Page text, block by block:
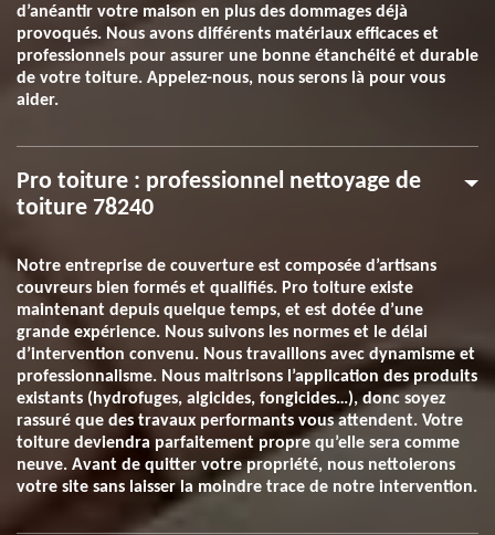
d’anéantir votre maison en plus des dommages déjà
provoqués. Nous avons différents matériaux efficaces et
professionnels pour assurer une bonne étanchéité et durable
de votre toiture. Appelez-nous, nous serons là pour vous
aider.
Pro toiture : professionnel nettoyage de
toiture 78240
Notre entreprise de couverture est composée d’artisans
couvreurs bien formés et qualifiés. Pro toiture existe
maintenant depuis quelque temps, et est dotée d’une
grande expérience. Nous suivons les normes et le délai
d’intervention convenu. Nous travaillons avec dynamisme et
professionnalisme. Nous maitrisons l’application des produits
existants (hydrofuges, algicides, fongicides…), donc soyez
rassuré que des travaux performants vous attendent. Votre
toiture deviendra parfaitement propre qu’elle sera comme
neuve. Avant de quitter votre propriété, nous nettoierons
votre site sans laisser la moindre trace de notre intervention.